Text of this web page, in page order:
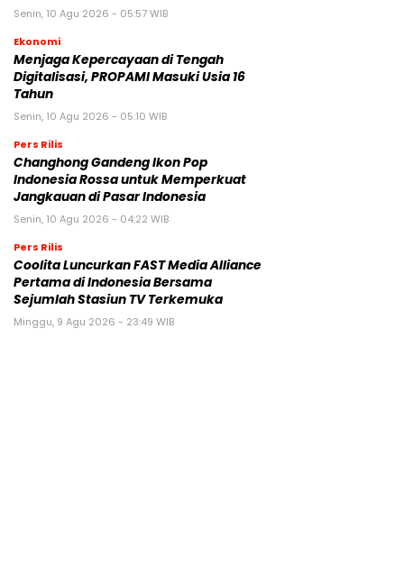
Senin, 10 Agu 2026 - 05:57 WIB
Ekonomi
Menjaga Kepercayaan di Tengah
Digitalisasi, PROPAMI Masuki Usia 16
Tahun
Senin, 10 Agu 2026 - 05:10 WIB
Pers Rilis
Changhong Gandeng Ikon Pop
Indonesia Rossa untuk Memperkuat
Jangkauan di Pasar Indonesia
Senin, 10 Agu 2026 - 04:22 WIB
Pers Rilis
Coolita Luncurkan FAST Media Alliance
Pertama di Indonesia Bersama
Sejumlah Stasiun TV Terkemuka
Minggu, 9 Agu 2026 - 23:49 WIB